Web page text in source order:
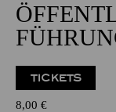
TICKETS
8,00 €